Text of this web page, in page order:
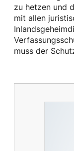
zu hetzen und
mit allen
muss der